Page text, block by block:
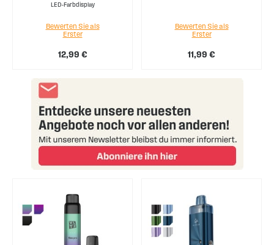
LED-Farbdisplay
12,99 €
Bewerten Sie als
Erster
11,99 €
Bewerten Sie als
Erster